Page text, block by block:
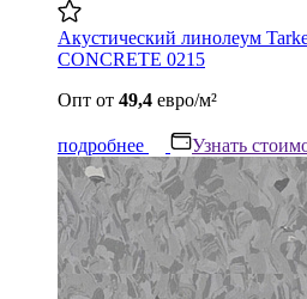
Акустический линолеум
CONCRETE 0215
Опт от 49,4 евро/м²
подробнее Узнать